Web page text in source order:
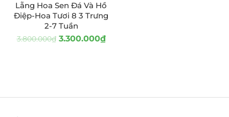
Lẵng Hoa Sen Đá Và Hồ
Điệp-Hoa Tươi 8 3 Trưng
2-7 Tuần
3.800.000₫ 3.300.000₫